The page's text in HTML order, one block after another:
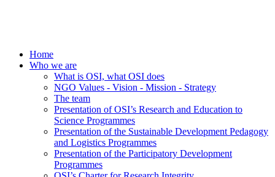
Home
Who we are
What is OSI, what OSI does
NGO Values - Vision - Mission - Strategy
The team
Presentation of OSI’s Research and Education to
Science Programmes
Presentation of the Sustainable Development Pedagogy
and Logistics Programmes
Presentation of the Participatory Development
Programmes